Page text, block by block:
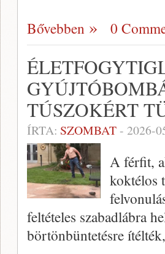
Bővebben 0
TÚSZOKÉRT
ÍRTA: SZOMBAT- 2026-
A férfit,
koktélos
feltételes szabadlábra
börtönbüntetésre ítélték,